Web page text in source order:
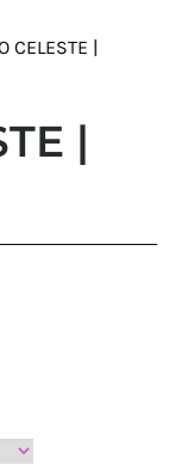
CELESTE |
|